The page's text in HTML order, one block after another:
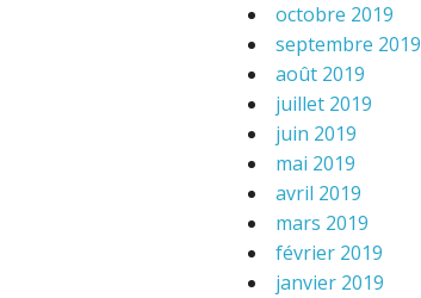
octobre 2019
septembre 2019
août 2019
juillet 2019
juin 2019
mai 2019
avril 2019
mars 2019
février 2019
janvier 2019